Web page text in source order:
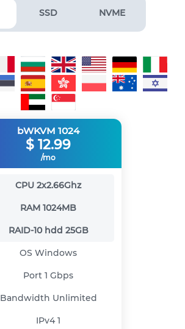
SSD NVME
bWKVM 1024
$ 12.99
/mo
CPU 2x2.66Ghz
RAM 1024MB
RAID-10 hdd 25GB
OS Windows
Port 1 Gbps
Bandwidth Unlimited
IPv41